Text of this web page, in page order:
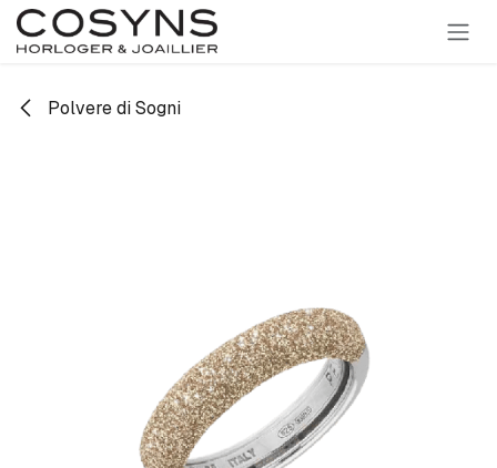
SE RENDRE AU CONTENU
Polvere di Sogni